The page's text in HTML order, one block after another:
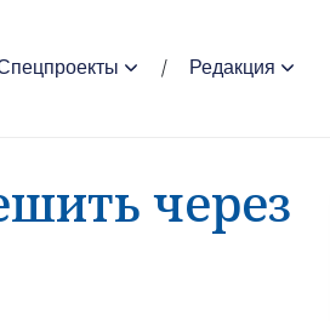
Редакция
через